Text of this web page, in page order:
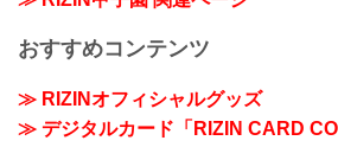
おすすめコンテンツ
≫ RIZINオフィシャルグッズ
≫ デジタルカード「RIZIN CARD